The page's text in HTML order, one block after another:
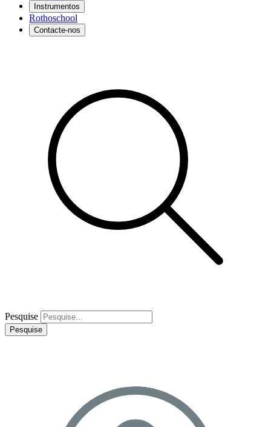
Instrumentos
Rothoschool
Contacte-nos
Pesquise
Pesquise